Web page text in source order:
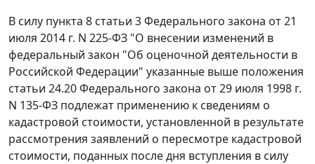
В силу пункта 8 статьи 3 Федерального закона от 21
июля 2014 г. N 225-ФЗ "О внесении изменений в
федеральный закон "Об оценочной деятельности в
Российской Федерации" указанные выше положения
статьи 24.20 Федерального закона от 29 июля 1998 г.
N 135-ФЗ подлежат применению к сведениям о
кадастровой стоимости, установленной в результате
рассмотрения заявлений о пересмотре кадастровой
стоимости, поданных после дня вступления в силу